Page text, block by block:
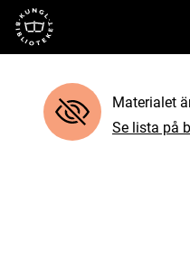
Till startsidan
Materialet
Se lista på